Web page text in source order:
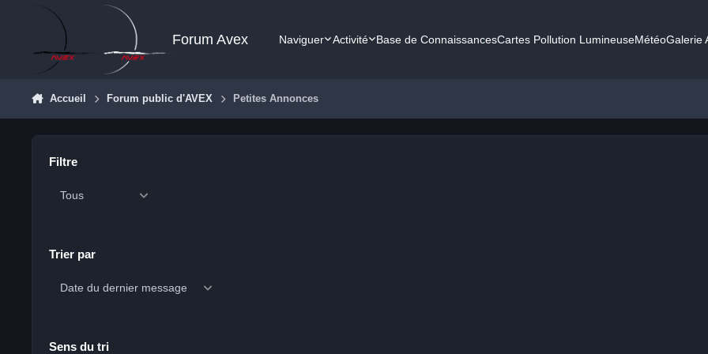
Aller au contenu
Forum Avex Naviguer Activité Base de ConnaissancesCartes Pollution LumineuseMétéoGalerie
Accueil Forum public d'AVEX Petites Annonces
Filtre
Trier par
Sens du tri